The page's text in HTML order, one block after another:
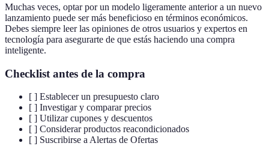
Muchas veces, optar por un modelo ligeramente anterior a un nuevo
lanzamiento puede ser más beneficioso en términos económicos.
Debes siempre leer las opiniones de otros usuarios y expertos en
tecnología para asegurarte de que estás haciendo una compra
inteligente.
Checklist antes de la compra
[ ] Establecer un presupuesto claro
[ ] Investigar y comparar precios
[ ] Utilizar cupones y descuentos
[ ] Considerar productos reacondicionados
[ ] Suscribirse a Alertas de Ofertas